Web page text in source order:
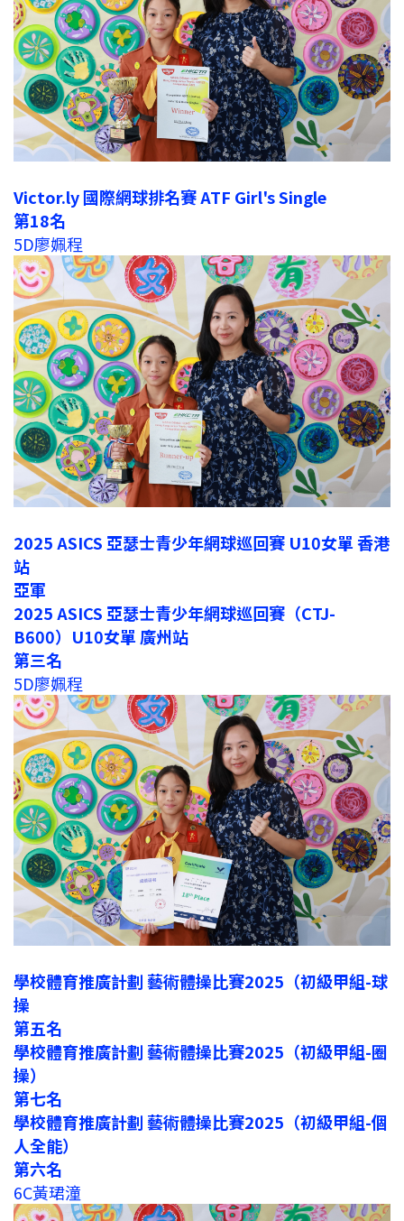
Victor.ly 國際網球排名賽 ATF Girl's Single
第18名
5D廖姵程
2025 ASICS 亞瑟士青少年網球巡回賽 U10女單 香港
站
亞軍
2025 ASICS 亞瑟士青少年網球巡回賽（CTJ-
B600）U10女單 廣州站
第三名
5D廖姵程
學校體育推廣計劃 藝術體操比賽2025（初級甲組-球
操
第五名
學校體育推廣計劃 藝術體操比賽2025（初級甲組-圈
操）
第七名
學校體育推廣計劃 藝術體操比賽2025（初級甲組-個
人全能）
第六名
6C黃珺潼